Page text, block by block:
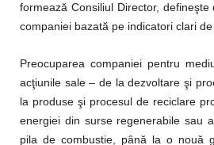
formează Consiliul Director,
companiei bazată pe indicatori clari de
Preocuparea companiei pentru
acţiunile sale – de la dezvoltare şi
la produse şi procesul de reciclare
energiei din surse regenerabile sau
pila de combustie, până la o nouă